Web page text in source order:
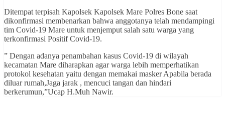
Ditempat terpisah Kapolsek Kapolsek Mare Polres Bone saat
dikonfirmasi membenarkan bahwa anggotanya telah mendampingi
tim Covid-19 Mare untuk menjemput salah satu warga yang
terkonfirmasi Positif Covid-19.
” Dengan adanya penambahan kasus Covid-19 di wilayah
kecamatan Mare diharapkan agar warga lebih memperhatikan
protokol kesehatan yaitu dengan memakai masker Apabila berada
diluar rumah,Jaga jarak , mencuci tangan dan hindari
berkerumun,”Ucap H.Muh Nawir.